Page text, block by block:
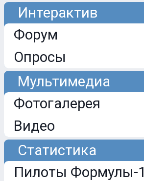
Интерактив
Форум
Опросы
Мультимедиа
Фотогалерея
Видео
Статистика
Пилоты Формулы-1